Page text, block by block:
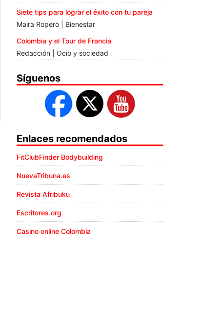
Siete tips para lograr el éxito con tu pareja
Maira Ropero | Bienestar
Colombia y el Tour de Francia
Redacción | Ocio y sociedad
Síguenos
Enlaces recomendados
FitClubFinder Bodybuilding
NuevaTribuna.es
Revista Afribuku
Escritores.org
Casino online Colombia